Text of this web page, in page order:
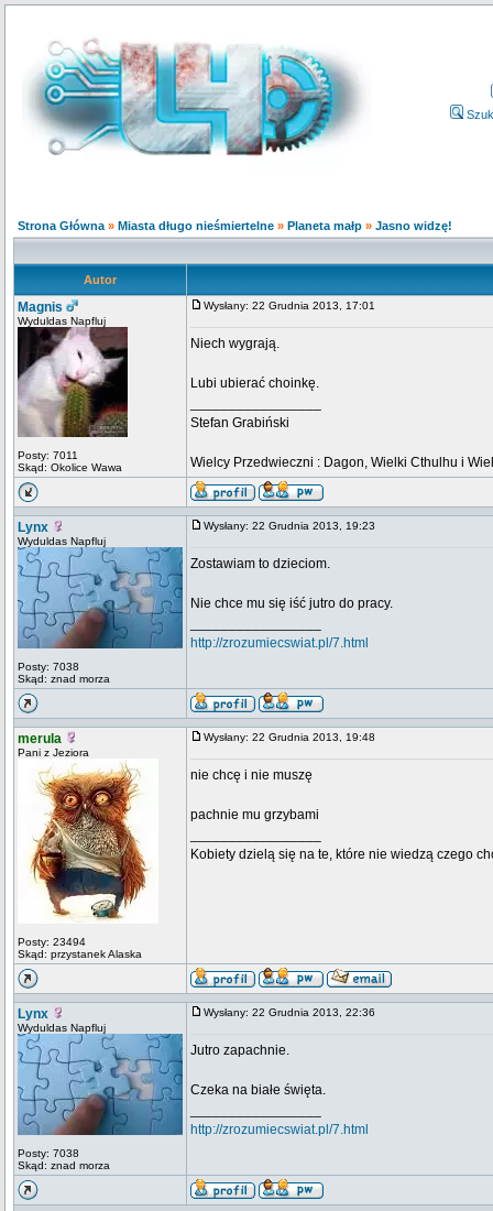
Strona Główna » Miasta długo nieśmiertelne » Planeta małp » Jasno widzę!
Autor
Magnis
Wyduldas Napfluj
Posty: 7011
Skąd: Okolice Wawa
Wysłany: 22 Grudnia 2013, 17:01
Niech wygrają.
Lubi ubierać choinkę.
Stefan Grabiński
Wielcy Przedwieczni : Dagon, Wielki Cthulhu i
Lynx
Wyduldas Napfluj
Posty: 7038
Skąd: znad morza
Wysłany: 22 Grudnia 2013, 19:23
Zostawiam to dzieciom.
Nie chce mu się iść jutro do pracy.
http://zrozumiecswiat.pl/7.html
merula
Pani z Jeziora
Posty: 23494
Skąd: przystanek Alaska
Wysłany: 22 Grudnia 2013, 19:48
nie chcę i nie muszę
pachnie mu grzybami
Kobiety dzielą się na te, które nie wiedzą czego
Lynx
Wyduldas Napfluj
Posty: 7038
Skąd: znad morza
Wysłany: 22 Grudnia 2013, 22:36
Jutro zapachnie.
Czeka na białe święta.
http://zrozumiecswiat.pl/7.html